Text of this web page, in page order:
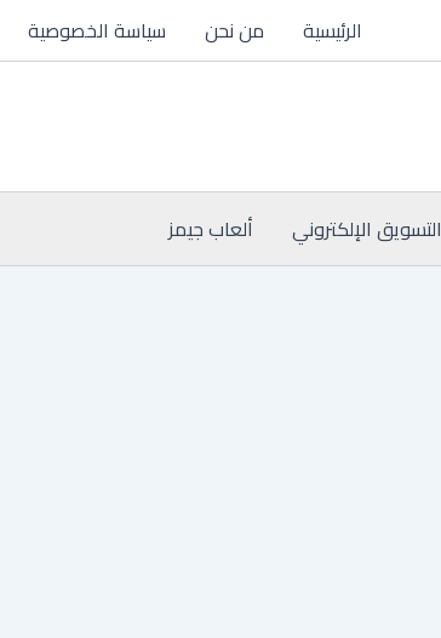
الرئيسية من نحن سياسة الخصوصية
التسويق الإلكتروني ألعاب جيمز